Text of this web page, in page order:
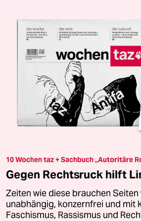
10 Wochen taz + Sachbuch „Autoritäre
Gegen Rechtsruck hilft
Zeiten wie diese brauchen Seiten
unabhängig, konzernfrei und mit
Faschismus, Rassismus und